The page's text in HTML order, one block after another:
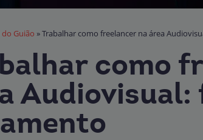
do Guião »Trabalhar como freelancer na área
como
Audiovisual: